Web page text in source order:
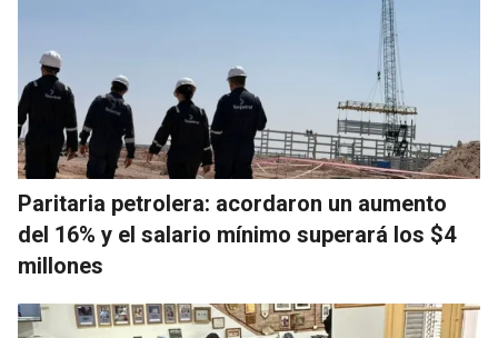
Paritaria petrolera: acordaron un aumento
del 16% y el salario mínimo superará los $4
millones